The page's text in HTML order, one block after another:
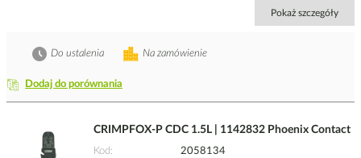
Pokaż szczegóły
Dodaj do porównania
Na zamówienie
Do ustalenia
CRIMPFOX-P CDC 1.5L | 1142832 Phoenix Contact
Kod
2058134